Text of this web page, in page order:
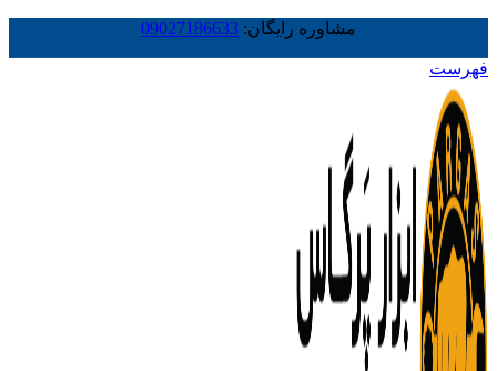
مشاوره رایگان: 09027186633
فهرست